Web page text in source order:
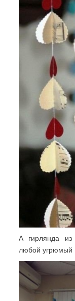
А гирлянда из
любой угрюмый